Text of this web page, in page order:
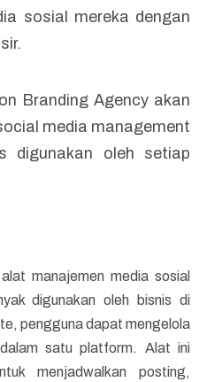
sosial mereka dengan
Branding Agency akan
media management
digunakan oleh setiap
manajemen media sosial
digunakan oleh bisnis di
pengguna dapat mengelola
satu platform. Alat ini
menjadwalkan posting,